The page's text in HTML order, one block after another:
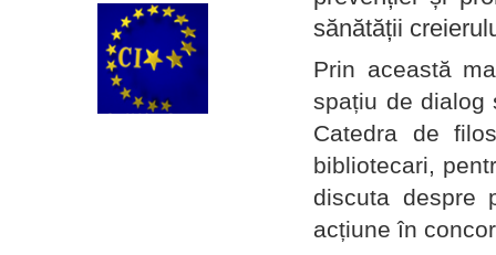
sănătății
Prin această
spațiu de dialog
Catedra de
bibliotecari,
discuta despre
acțiune în